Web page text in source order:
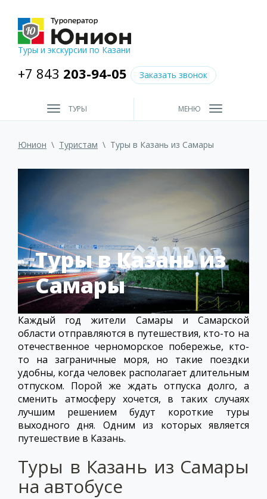
Туры и экскурсии по Казани
+7 843 203-94-05 Заказать звонок
ТУРЫ МЕНЮ
Юнион \ Туристам \ Туры в Казань из Самары
Туры в Казань из
Самары
Каждый год жители Самары и Самарской
области отправляются в путешествия, кто-то на
отечественное черноморское побережье, кто-
то на заграничные моря, но такие поездки
удобны, когда человек располагает длительным
отпуском. Порой же ждать отпуска долго, а
сменить атмосферу хочется, в таких случаях
лучшим решением будут короткие туры
выходного дня. Одним из которых является
путешествие в Казань.
Туры в Казань из Самары
на автобусе